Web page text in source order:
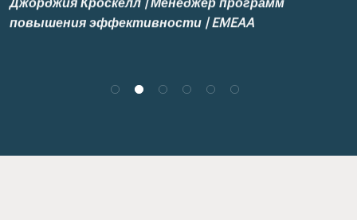
повышения эффективности | EMEAA